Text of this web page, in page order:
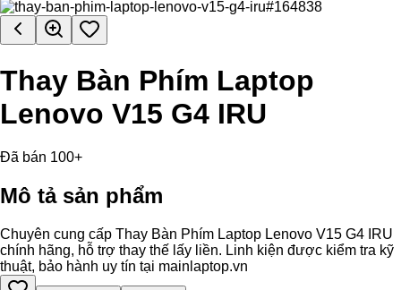
Thay Bàn Phím Laptop
Lenovo V15 G4 IRU
Đã bán 100+
Mô tả sản phẩm
Chuyên cung cấp Thay Bàn Phím Laptop Lenovo V15 G4 IRU
chính hãng, hỗ trợ thay thế lấy liền. Linh kiện được kiểm tra kỹ
thuật, bảo hành uy tín tại mainlaptop.vn